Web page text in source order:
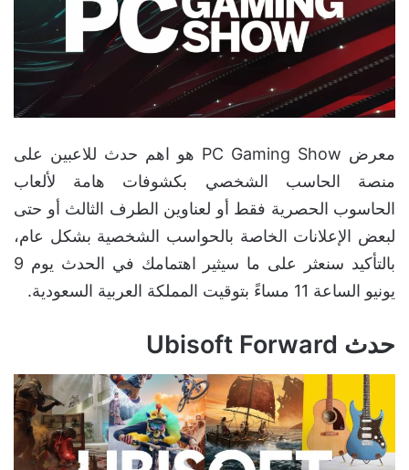
معرض PC Gaming Show هو اهم حدث للاعبين على
منصة الحاسب الشخصي بكشوفات هامة لألعاب
الحاسوب الحصرية فقط أو لعناوين الطرف الثالث أو حتى
لبعض الإعلانات الخاصة بالحواسب الشخصية بشكل عام،
بالتأكيد سنعثر على ما سيثير اهتمامك في الحدث يوم 9
يونيو الساعة 11 مساءً بتوقيت المملكة العربية السعودية.
حدث Ubisoft Forward